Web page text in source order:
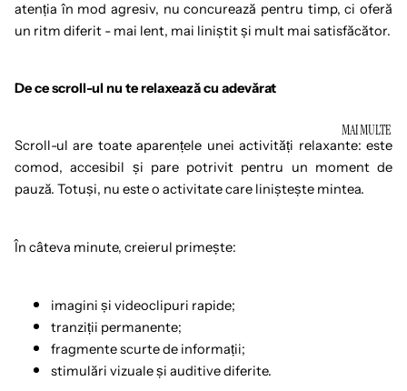
MAI MULTE
atenția în mod agresiv, nu concurează pentru timp, ci oferă
un ritm diferit - mai lent, mai liniștit și mult mai satisfăcător.
De ce scroll-ul nu te relaxează cu adevărat
Scroll-ul are toate aparențele unei activități relaxante: este
comod, accesibil și pare potrivit pentru un moment de
pauză. Totuși, nu este o activitate care liniștește mintea.
În câteva minute, creierul primește:
imagini și videoclipuri rapide;
tranziții permanente;
fragmente scurte de informații;
stimulări vizuale și auditive diferite.